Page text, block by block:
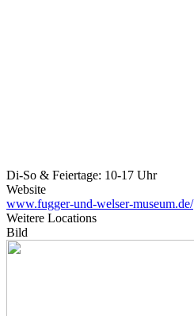
Di-So & Feiertage: 10-17 Uhr
Website
www.fugger-und-welser-museum.de/
Weitere Locations
Bild